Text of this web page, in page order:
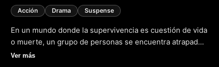
Acción Drama Suspense
En un mundo donde la supervivencia es cuestión de vida
o muerte, un grupo de personas se encuentra atrapado
en una lucha sin cuartel por sobrevivir. En plena era
Ver más